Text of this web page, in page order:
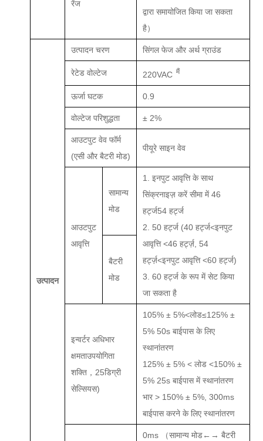
रेंज
द्वारा समायोजित किया जा सकता
है）
उत्पादन
उत्पादन चरण सिंगल फेज और अर्थ ग्राउंड
रेटेड वोल्टेज 220VAC मैं
ऊर्जा घटक 0.9
वोल्टेज परिशुद्धता ± 2%
आउटपुट वेव फॉर्म
(एसी और बैटरी मोड)
पीयूरे साइन वेव
आउटपुट
आवृत्ति
सामान्य
मोड
1. इनपुट आवृत्ति के साथ
सिंक्रनाइज़ करें सीमा में46
हर्ट्ज54 हर्ट्ज
2. 50 हर्ट्ज (40 हर्ट्ज<इनपुट
आवृत्ति<46 हर्ट्ज़, 54
हर्ट्ज़<इनपुट आवृत्ति<60 हर्ट्ज)
3. 60 हर्ट्ज के रूप में सेट किया
जा सकता है
बैटरी
मोड
इन्वर्टर अधिभार
क्षमताउपयोगिता
शक्ति，25डिग्री
सेल्सियस)
105% ± 5%<लोड≤125% ±
5% 50s बाईपास के लिए
स्थानांतरण
125% ± 5% < लोड <150% ±
5% 25s बाईपास में स्थानांतरण
भार > 150% ± 5%, 300ms
बाईपास करने के लिए स्थानांतरण
0ms
（सामान्य मोड←→ बैटरी